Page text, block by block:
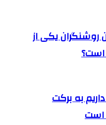
روشنگران یکی از
است؟
به برکت
است